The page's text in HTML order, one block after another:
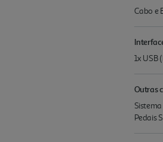
Cabo e
1x USB
Outras
Pedais